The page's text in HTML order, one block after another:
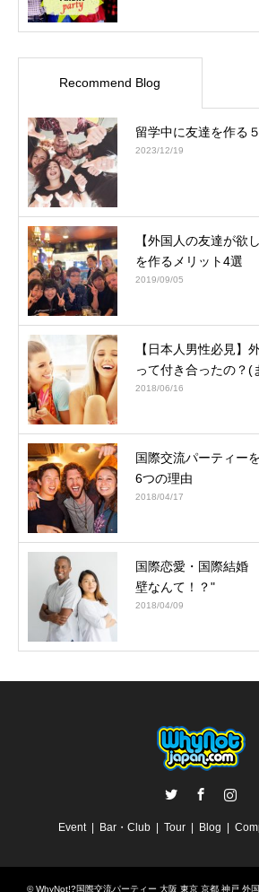
Recommend Blog
留学中に友達を作る
2023/12/19
【外国人の友達が欲
を作るメリット4選
2019/09/05
【日本人男性必見】
って付き合ったの？(
2018/06/16
国際交流パーティー
6つの理由
2018/04/17
国際恋愛・国際結婚
壁なんて！？"
2018/04/09
Event Bar・Club Tour Blog
©WhyNot!?国際交流パーティー 大阪 東京 京都 神戸 外